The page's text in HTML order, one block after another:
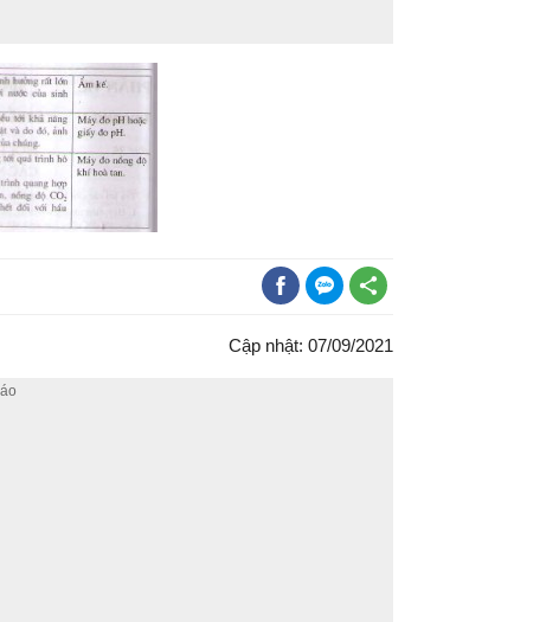
Cập nhật: 07/09/2021